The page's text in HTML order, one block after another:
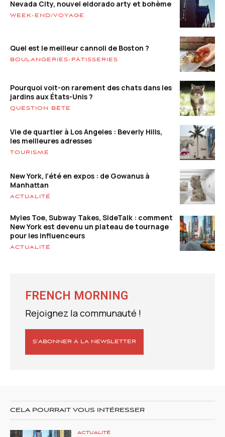
Nevada City, nouvel eldorado arty et bohème
WEEK-END/VOYAGE
Quel est le meilleur cannoli de Boston ?
BOULANGERIES-PÂTISSERIES
Pourquoi voit-on rarement des chats dans les
jardins aux États-Unis ?
QUESTION BÊTE
Vie de quartier à Los Angeles : Beverly Hills,
les meilleures adresses
TOURISME
New York, l’été en expos : de Gowanus à
Manhattan
ACTUALITÉ
Myles Toe, Subway Takes, SideTalk : comment
New York est devenu un plateau de tournage
pour les influenceurs
ACTUALITÉ
FRENCH MORNING
Rejoignez la communauté !
S’ABONNER À LA NEWSLETTER
CELA POURRAIT VOUS INTÉRESSER
ACTUALITÉ